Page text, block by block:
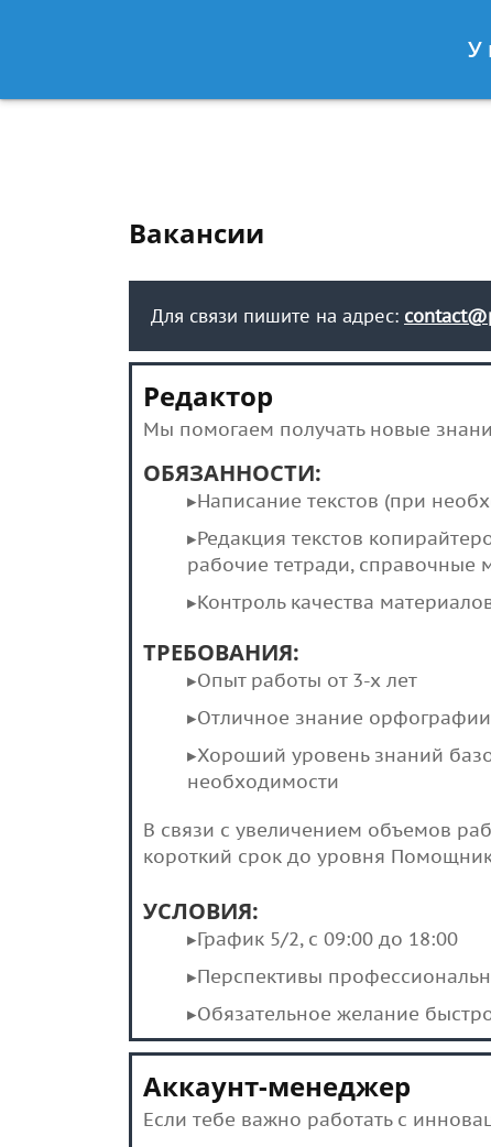
8 812 509-
Вакансии
Для связи пишите на адрес:
Редактор
Мы помогаем получать новые
ОБЯЗАННОСТИ:
▸Написание текстов (при
▸Редакция текстов
рабочие тетради, справочные
▸Контроль качества
ТРЕБОВАНИЯ:
▸Опыт работы от 3-х лет
▸Отличное знание
▸Хороший уровень знаний
необходимости
В связи с увеличением объемов
короткий срок до уровня
УСЛОВИЯ:
▸График 5/2, с 09:00 до 18:00
▸Перспективы
▸Обязательное желание
Аккаунт-менеджер
Если тебе важно работать с
У